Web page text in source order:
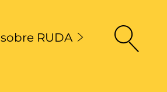
sobre RUDA